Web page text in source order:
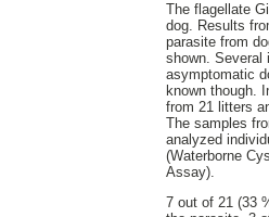
The flagellate
dog. Results
parasite from
shown. Several
asymptomatic
known though.
from 21 litters
The samples
analyzed
(Waterborne
Assay).
7 out of 21 (33